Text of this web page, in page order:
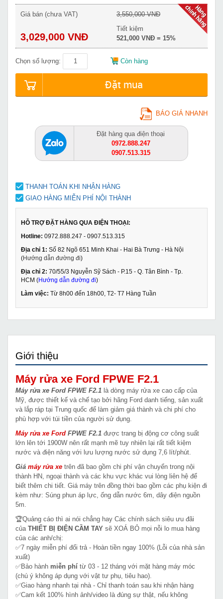
Giá bán (chưa VAT)
3,029,000 VNĐ
3,550,000 VNĐ
Tiết kiệm
521,000 VNĐ = 15%
Chọn số lượng: Còn hàng
Đặt mua
BÁO GIÁ NHANH
Đặt hàng qua điện thoại
0972.888.247
0907.513.315
THANH TOÁN KHI NHẬN HÀNG
GIAO HÀNG MIỄN PHÍ NỘI THÀNH
HỖ TRỢ ĐẶT HÀNG QUA ĐIỆN THOẠI:
Hotline: 0972.888.247 - 0907.513.315
Địa chỉ 1: Số 82 Ngõ 651 Minh Khai - Hai Bà Trưng - Hà Nội
(Hướng dẫn đường đi)
Địa chỉ 2: 70/55/3 Nguyễn Sỹ Sách - P.15 - Q. Tân Bình - Tp.
HCM (Hướng dẫn đường đi)
Làm việc: Từ 8h00 đến 18h00, T2- T7 Hàng Tuần
Giới thiệu
Máy rửa xe Ford FPWE F2.1
Máy rửa xe Ford FPWE F2.1 là dòng máy rửa xe cao cấp của
Mỹ, được thiết kế và chế tạo bởi hãng Ford danh tiếng, sản xuất
và lắp ráp tại Trung quốc để làm giảm giá thành và chi phí cho
phù hợp với túi tiền của người sử dụng.
Máy rửa xe Ford FPWE F2.1 được trang bị động cơ công suất
lớn lên tới 1900W nên rất mạnh mẽ tuy nhiên lại rất tiết kiệm
nước và điện năng với lưu lượng nước sử dụng 7,6 lít/phút.
Giá máy rửa xe trên đã bao gồm chi phí vận chuyển trong nội
thành HN, ngoại thành và các khu vực khác vui lòng liên hệ để
biết thêm chi tiết. Giá máy trên đồng thời bao gồm các phụ kiện đi
kèm như: Súng phun áp lực, ống dẫn nước 6m, dây điện nguồn
5m.
🏆Quảng cáo thì ai nói chẳng hay Các chính sách siêu ưu đãi
của THIẾT BỊ ĐIỆN CẦM TAY sẽ XOÁ BỎ mọi nỗi lo mua hàng
của các anh/chị:
✅7 ngày miễn phí đổi trả - Hoàn tiền ngay 100% (Lỗi của nhà sản
xuất)
✅Bảo hành miễn phí từ 03 - 12 tháng với mặt hàng máy móc
(chú ý không áp dụng với vật tư phụ, tiêu hao).
✅Giao hàng nhanh tại nhà - Chỉ thanh toán sau khi nhận hàng
✅Cam kết 100% hình ảnh/video là đúng sự thật, nếu không